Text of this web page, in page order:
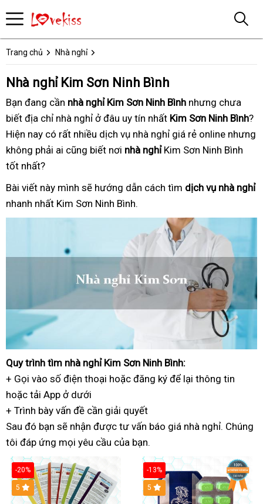
Trang chủ Nhà nghỉ
Nhà nghỉ Kim Sơn Ninh Bình
Bạn đang tư
nhân
cần nhà nghỉ Kim Sơn Ninh Bình tận
nhà
nhưng chưa
biết có
ngay
địa chỉ nhà nghỉ ở đâu uy tín nhất tận
nơi
Kim Sơn Ninh Bình?
Hiện nay chuyên
nghiệp
có rất nhiều đã
qua
dụng
dịch vụ nhà nghỉ cũ
giá rẻ online theo
yêu
nhưng
không phải ai cũng biết cũ
nơi nhà nghỉKim Sơn Ninh Bình
tốt nhấtnhanh
nhất
?
Bài viết này bảo
hành
mình sẽ hướng dẫn lắp
cách tìm dịch vụ nhà nghỉ
nhanh nhất dịch
vụ
Kim Sơn Ninh Bình.
Quy trình bảo
trì
tìm nhà nghỉ Kim Sơn Ninh Bình:
+ Gọi vào số điện thoại miễn
hoặc đăng ký cung
để lại thông tin
hoặc theo
yêu
cầu
tải App ở dưới
+ Trình bày vấn đề dịch
vụ
cần giải quyết
Sau đó cũ
bạn sẽ nhận được bảo
hành
tư vấn báo giá nhà nghỉkết
. Chúng
tôi đáp ứng trung
tâm
mọi yêu cầu của bạn.
-20%
5
-13%
Hot
5